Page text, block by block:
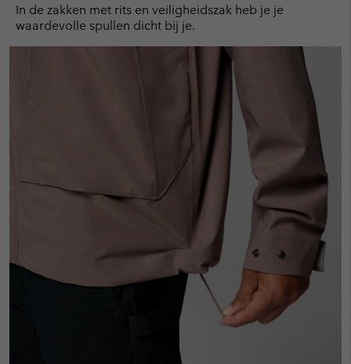
In de zakken met rits en veiligheidszak heb je je
waardevolle spullen dicht bij je.